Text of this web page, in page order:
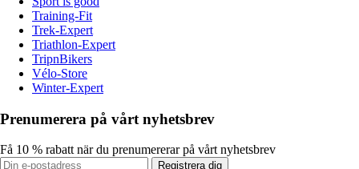
Training-Fit
Trek-Expert
Triathlon-Expert
TripnBikers
Vélo-Store
Winter-Expert
Prenumerera på vårt nyhetsbrev
Få 10 % rabatt när du prenumererar på vårt nyhetsbrev
Registrera dig